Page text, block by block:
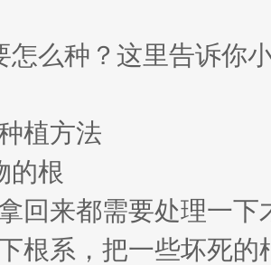
植方法
的根
回来都需要处理一
根系，把一些坏死的